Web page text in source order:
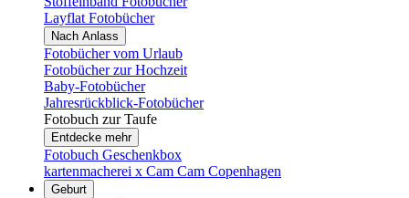
Layflat Fotobücher
Nach Anlass
Fotobücher vom Urlaub
Fotobücher zur Hochzeit
Baby-Fotobücher
Jahresrückblick-Fotobücher
Fotobuch zur Taufe
Entdecke mehr
Fotobuch Geschenkbox
kartenmacherei x Cam Cam Copenhagen
Geburt